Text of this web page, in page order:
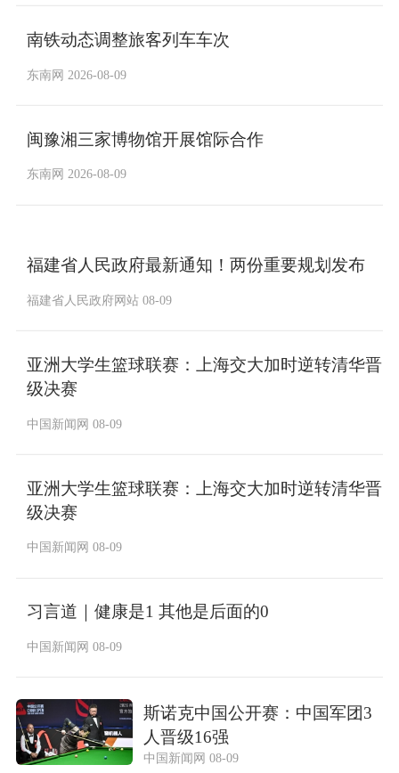
南铁动态调整旅客列车车次
东南网 2026-08-09
闽豫湘三家博物馆开展馆际合作
东南网 2026-08-09
福建省人民政府最新通知！两份重要规划发布
福建省人民政府网站 08-09
亚洲大学生篮球联赛：上海交大加时逆转清华晋
级决赛
中国新闻网 08-09
亚洲大学生篮球联赛：上海交大加时逆转清华晋
级决赛
中国新闻网 08-09
习言道｜健康是1 其他是后面的0
中国新闻网 08-09
斯诺克中国公开赛：中国军团3
人晋级16强
中国新闻网 08-09